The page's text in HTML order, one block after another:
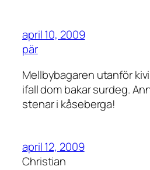
april 10, 2009
pär
Mellbybagaren utanför
ifall dom bakar surdeg.
stenar i kåseberga!
april 12, 2009
Christian